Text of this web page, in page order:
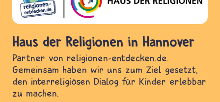
Haus der Religionen in Hannover
Partner von religionen-entdecken.de.
Gemeinsam haben wir uns zum Ziel gesetzt,
den interreligiösen Dialog für Kinder erlebbar
zu machen.